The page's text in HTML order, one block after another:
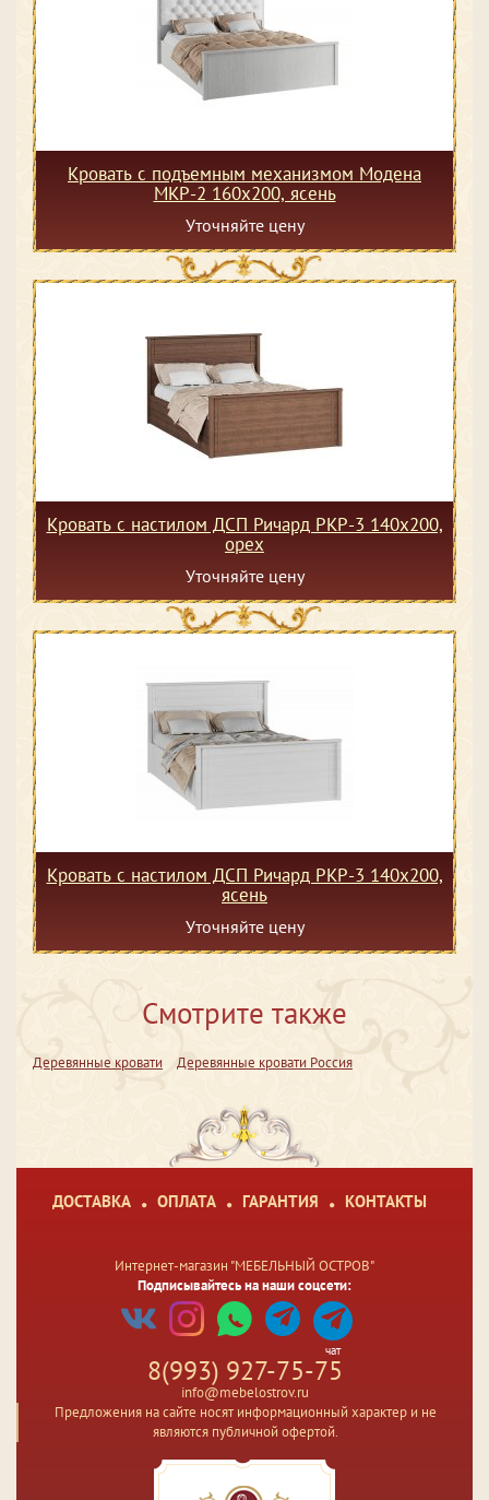
Кровать с подъемным механизмом Модена
МКР-2 160х200, ясень
Уточняйте цену
Кровать с настилом ДСП Ричард РКР-3 140х200,
орех
Уточняйте цену
Кровать с настилом ДСП Ричард РКР-3 140х200,
ясень
Уточняйте цену
Смотрите также
Деревянные кровати Деревянные кровати Россия
ДОСТАВКА ОПЛАТА ГАРАНТИЯ КОНТАКТЫ
Интернет-магазин "МЕБЕЛЬНЫЙ ОСТРОВ"
Подписывайтесь на наши соцсети:
чат
8(993) 927-75-75
info@mebelostrov.ru
Предложения на сайте носят информационный характер и не
являются публичной офертой.